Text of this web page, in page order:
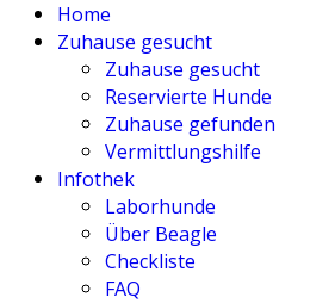
Home
Zuhause gesucht
Zuhause gesucht
Reservierte Hunde
Zuhause gefunden
Vermittlungshilfe
Infothek
Laborhunde
Über Beagle
Checkliste
FAQ